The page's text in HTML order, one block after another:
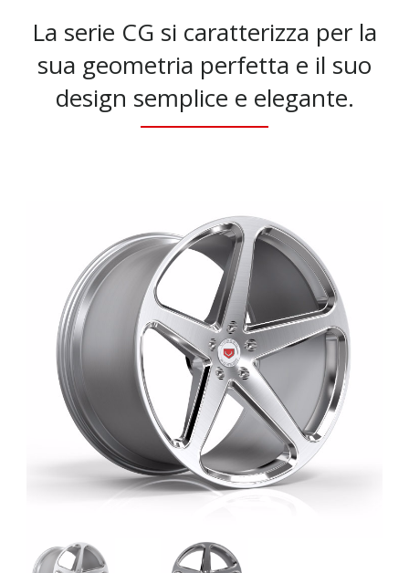
La serie CG si caratterizza per la
sua geometria perfetta e il suo
design semplice e elegante.